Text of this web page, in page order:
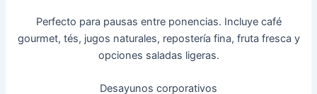
Perfecto para pausas entre ponencias. Incluye café
gourmet, tés, jugos naturales, repostería fina, fruta fresca y
opciones saladas ligeras.
Desayunos corporativos